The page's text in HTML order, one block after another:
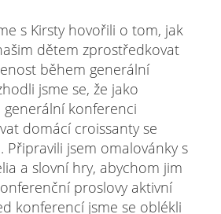
s Kirsty hovořili o tom, jak
dětem zprostředkovat
během generální
jsme se, že jako
konferenci
domácí croissanty se
Připravili jsem omalovánky s
a slovní hry, abychom jim
proslovy aktivní
konferencí jsme se oblékli